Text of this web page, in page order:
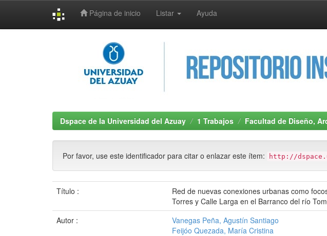
Página de inicio Listar Ayuda
Dspace de la Universidad del Azuay 1 Trabajos Facultad de Diseño,
Por favor, use este identificador para citar o enlazar este ítem: http://
Título :
Red de nuevas conexiones urbanas como
Torres y Calle Larga en el Barranco del río
Autor :
Vanegas Peña, Agustín Santiago
Feijóo Quezada, María Cristina